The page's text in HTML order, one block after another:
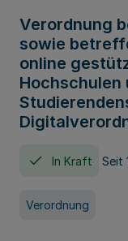
Verordnung
sowie
online
Hochschulen
In Kraft Seit
Verordnung